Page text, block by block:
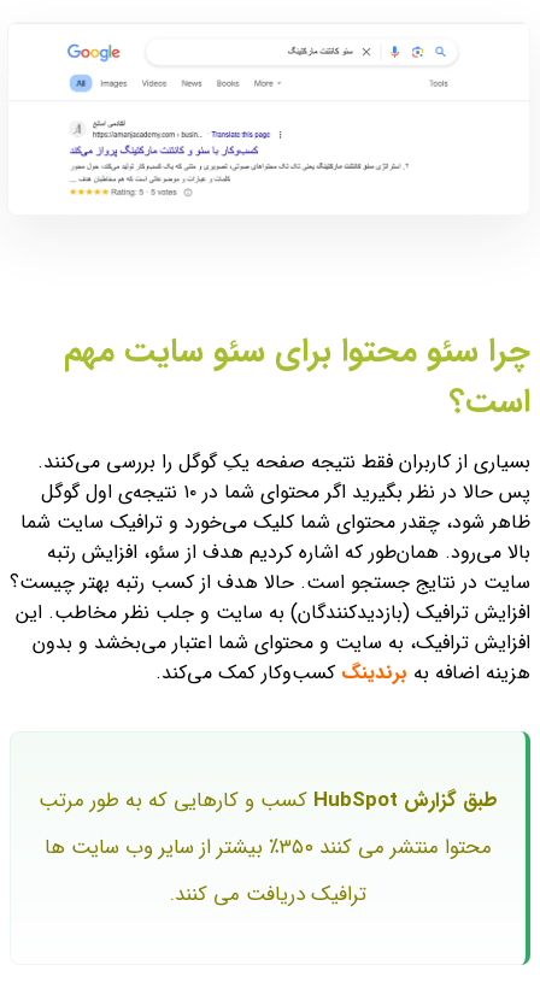
چرا سئو محتوا برای سئو سایت مهم
است؟
بسیاری از کاربران فقط نتیجه صفحه یکِ گوگل را بررسی می‌کنند.
پس حالا در نظر بگیرید اگر محتوای شما در ۱۰ نتیجه‌ی اول گوگل
ظاهر شود، چقدر محتوای شما کلیک می‌خورد و ترافیک سایت شما
بالا می‌رود. همان‌طور که اشاره کردیم هدف از سئو، افزایش رتبه
سایت در نتایج جستجو است. حالا هدف از کسب رتبه بهتر چیست؟
افزایش ترافیک (بازدیدکنندگان) به سایت و جلب نظر مخاطب. این
افزایش ترافیک، به سایت و محتوای شما اعتبار می‌بخشد و بدون
هزینه اضافه به برندینگ کسب‌وکار کمک می‌کند.
طبق گزارش HubSpot
کسب و کارهایی که به طور مرتب
محتوا منتشر می کنند ۳۵۰٪ بیشتر از سایر وب سایت ها
ترافیک دریافت می کنند.